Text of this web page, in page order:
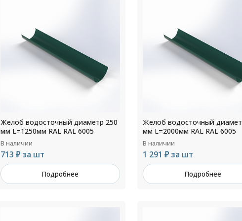
Желоб водосточный диаметр 250
мм L=1250мм RAL RAL 6005
В наличии
713 ₽ за шт
Подробнее
Желоб водосточный
мм L=2000мм RAL RAL 6005
В наличии
1 291 ₽ за шт
Подробнее